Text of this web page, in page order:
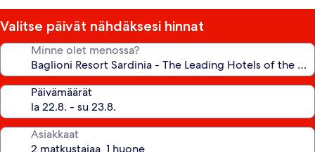
Valitse päivät nähdäksesi hinnat
Minne olet menossa?
Päivämäärät
Asiakkaat